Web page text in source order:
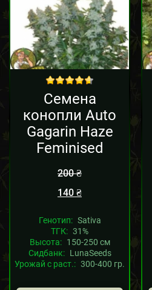
Sale!
Семена
конопли Auto
Gagarin Haze
Feminised
200₴
140₴
Генотип: Sativa
ТГК: 31%
Высота: 150-250 см
Сидбанк: LunaSeeds
Урожай с раст.: 300-400 гр.